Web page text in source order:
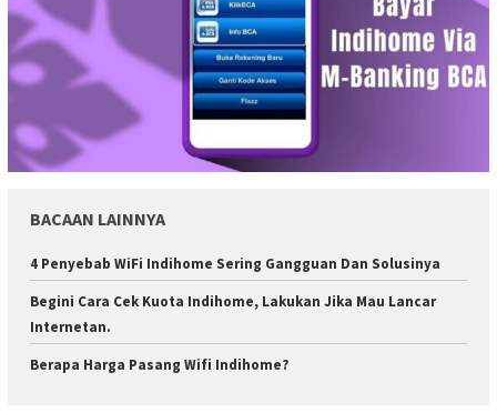
BACAAN LAINNYA
4 Penyebab WiFi Indihome Sering Gangguan Dan Solusinya
Begini Cara Cek Kuota Indihome, Lakukan Jika Mau Lancar
Internetan.
Berapa Harga Pasang Wifi Indihome?